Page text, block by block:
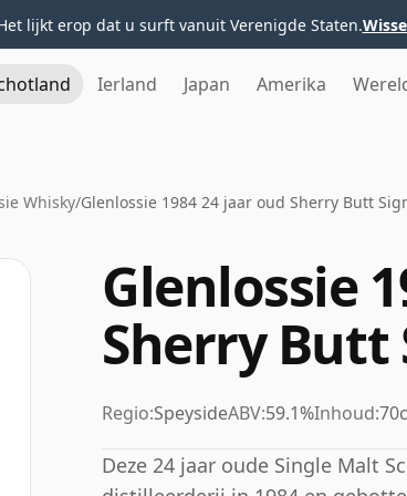
lijkt erop dat u surft vanuit Verenigde Staten.
Ierland Japan Amerika
Whisky/Glenlossie 1984 24 jaar oud Sherry Butt
Glenlossie
Sherry Butt
Regio:SpeysideABV:59.1%Inhoud:
Deze 24 jaar oude Single Malt